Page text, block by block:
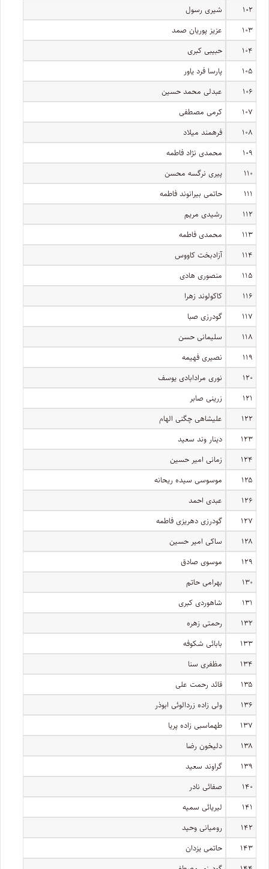
۱۰۲
شیری رسول
۱۰۳
عزیز پوریان صمد
۱۰۴
حبیبی کبری
۱۰۵
پارسا فرد یاور
۱۰۶
عبدلی محمد حسین
۱۰۷
کرمی مصطفی
۱۰۸
فرهمند میلاد
۱۰۹
محمدی نژاد فاطمه
۱۱۰
پیری نرگسه محسن
۱۱۱
حاتمی بیرانوند فاطمه
۱۱۲
رشیدی مریم
۱۱۳
محمدی فاطمه
۱۱۴
آزادبخت کاووس
۱۱۵
منصوری هادی
۱۱۶
کاکولوند زهرا
۱۱۷
گودرزی صبا
۱۱۸
سلیمانی حسن
۱۱۹
نصیری فهیمه
۱۲۰
نوری مرادابادی یوسف
۱۲۱
زرینی صابر
۱۲۲
علیشاهی چگنی الهام
۱۲۳
دینار وند سعید
۱۲۴
زمانی امیر حسین
۱۲۵
موسوسی سیده ریحانه
۱۲۶
عبدی احمد
۱۲۷
گودرزی دهریزی فاطمه
۱۲۸
ساکی امیر حسین
۱۲۹
موسوی صادق
۱۳۰
بهرامی حاتم
۱۳۱
شاهوردی کبری
۱۳۲
رحمتی زهره
۱۳۳
بابائی شکوفه
۱۳۴
مظفری سنا
۱۳۵
قائد رحمت علی
۱۳۶
ولی زاده زردالوئی ابوذر
۱۳۷
طهماسبی زاده پریا
۱۳۸
دلیخون رضا
۱۳۹
گراوند سعید
۱۴۰
صفائی نادر
۱۴۱
لیریائی سمیه
۱۴۲
رومیانی وحید
۱۴۳
حاتمی یزدان